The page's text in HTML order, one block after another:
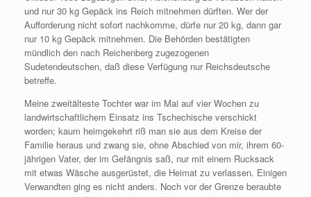
und nur 30 kg Gepäck ins Reich mitnehmen dürften. Wer der
Aufforderung nicht sofort nachkomme, dürfe nur 20 kg, dann gar
nur 10 kg Gepäck mitnehmen. Die Behörden bestätigten
mündlich den nach Reichenberg zugezogenen
Sudetendeutschen, daß diese Verfügung nur Reichsdeutsche
betreffe.
Meine zweitälteste Tochter war im Mai auf vier Wochen zu
landwirtschaftlichem Einsatz ins Tschechische verschickt
worden; kaum heimgekehrt riß man sie aus dem Kreise der
Familie heraus und zwang sie, ohne Abschied von mir, ihrem 60-
jährigen Vater, der im Gefängnis saß, nur mit einem Rucksack
mit etwas Wäsche ausgerüstet, die Heimat zu verlassen. Einigen
Verwandten ging es nicht anders. Noch vor der Grenze beraubte